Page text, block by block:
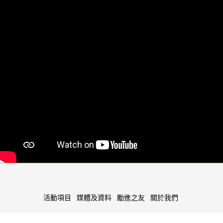
活動項目 媒體及資料 勵進之友 關於我們